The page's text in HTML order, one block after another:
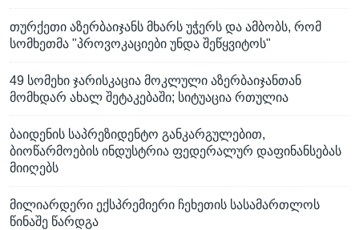
თურქეთი აზერბაიჯანს მხარს უჭერს და ამბობს, რომ
სომხეთმა "პროვოკაციები უნდა შეწყვიტოს"
49 სომეხი ჯარისკაცია მოკლული აზერბაიჯანთან
მომხდარ ახალ შეტაკებაში; სიტუაცია რთულია
ბაიდენის საპრეზიდენტო განკარგულებით,
ბიოწარმოების ინდუსტრია ფედერალურ დაფინანსებას
მიიღებს
მილიარდერი ექსპრემიერი ჩეხეთის სასამართლოს
წინაშე წარდგა